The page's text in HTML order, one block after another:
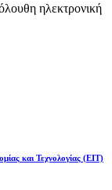
ηλεκτρονική
και Τεχνολογίας (EIT)